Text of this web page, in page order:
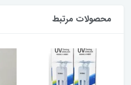
محصولات مرتبط